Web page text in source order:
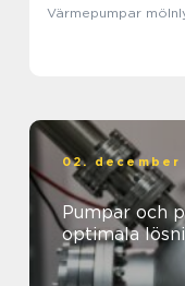
Värmepumpar
02. december
Pumpar och
optimala